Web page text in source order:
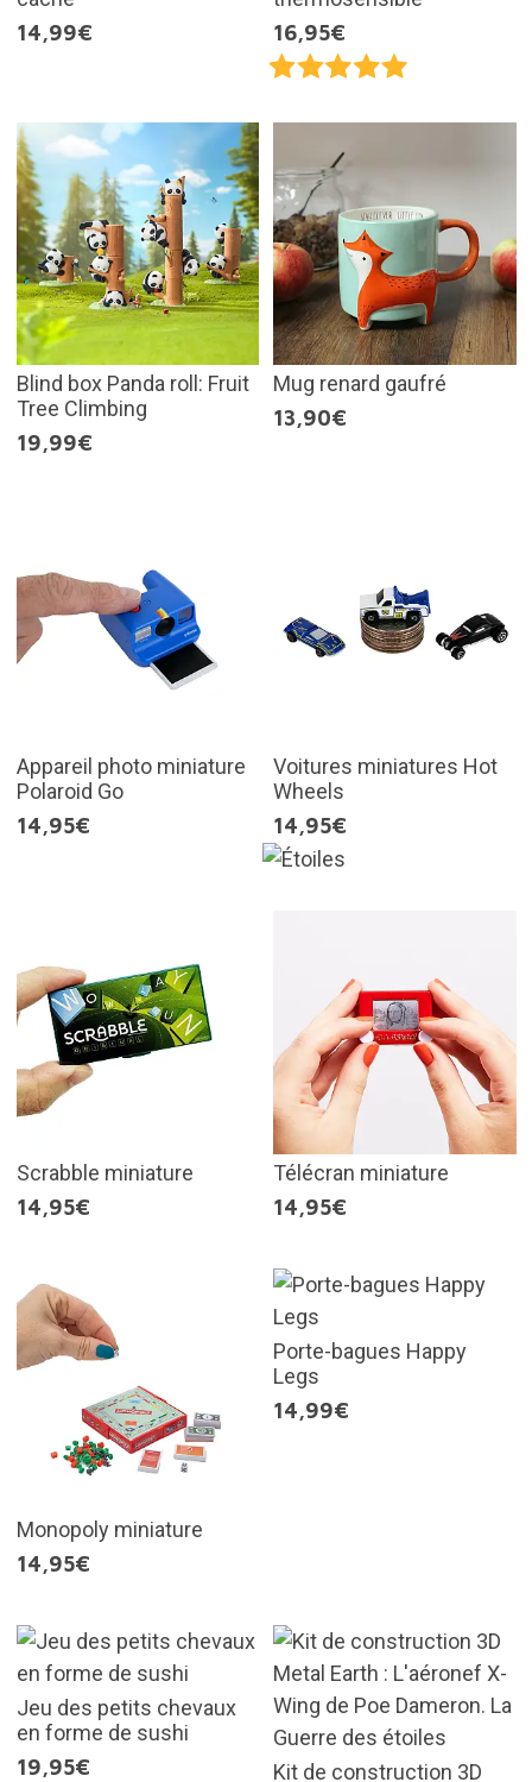
14,99€
16,95€
Blind box Panda roll: Fruit
Tree Climbing
19,99€
Mug renard gaufré
13,90€
Appareil photo miniature
Polaroid Go
14,95€
Voitures miniatures Hot
Wheels
14,95€
Scrabble miniature
14,95€
Télécran miniature
14,95€
Monopoly miniature
14,95€
Porte-bagues Happy
Legs
14,99€
Jeu des petits chevaux
en forme de sushi
19,95€
Kit de construction 3D